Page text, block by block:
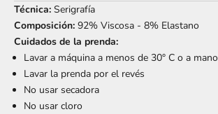
Técnica: Serigrafía
Composición: 92% Viscosa - 8% Elastano
Cuidados de la prenda:
Lavar a máquina a menos de 30° C o a mano
Lavar la prenda por el revés
No usar secadora
No usar cloro